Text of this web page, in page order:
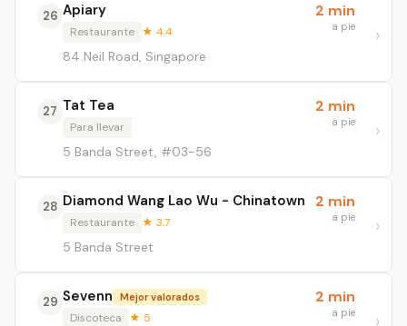
26 Apiary
Restaurante ★ 4.4
84 Neil Road, Singapore
2 min
a pie
27 Tat Tea
Para llevar
5 Banda Street, #03-56
2 min
a pie
28 Diamond Wang Lao Wu - Chinatown
Restaurante ★ 3.7
5 Banda Street
2 min
a pie
29 Sevenn Mejor valorados
Discoteca ★ 5
2 min
a pie